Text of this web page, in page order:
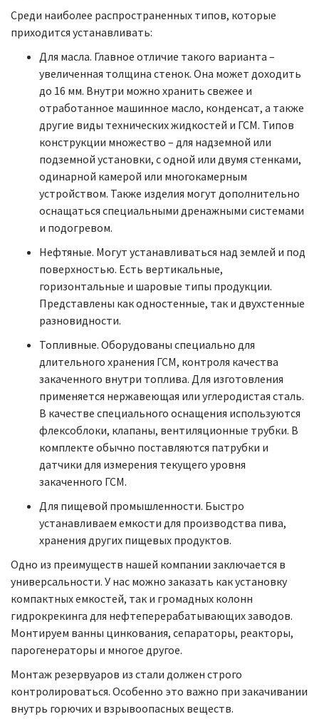
Среди наиболее распространенных типов, которые
приходится устанавливать:
Для масла. Главное отличие такого варианта –
увеличенная толщина стенок. Она может доходить
до 16 мм. Внутри можно хранить свежее и
отработанное машинное масло, конденсат, а также
другие виды технических жидкостей и ГСМ. Типов
конструкции множество – для надземной или
подземной установки, с одной или двумя стенками,
одинарной камерой или многокамерным
устройством. Также изделия могут дополнительно
оснащаться специальными дренажными системами
и подогревом.
Нефтяные. Могут устанавливаться над землей и под
поверхностью. Есть вертикальные,
горизонтальные и шаровые типы продукции.
Представлены как одностенные, так и двухстенные
разновидности.
Топливные. Оборудованы специально для
длительного хранения ГСМ, контроля качества
закаченного внутри топлива. Для изготовления
применяется нержавеющая или углеродистая сталь.
В качестве специального оснащения используются
флексоблоки, клапаны, вентиляционные трубки. В
комплекте обычно поставляются патрубки и
датчики для измерения текущего уровня
закаченного ГСМ.
Для пищевой промышленности. Быстро
устанавливаем емкости для производства пива,
хранения других пищевых продуктов.
Одно из преимуществ нашей компании заключается в
универсальности. У нас можно заказать как установку
компактных емкостей, так и громадных колонн
гидрокрекинга для нефтеперерабатывающих заводов.
Монтируем ванны цинкования, сепараторы, реакторы,
парогенераторы и многое другое.
Монтаж резервуаров из стали должен строго
контролироваться. Особенно это важно при закачивании
внутрь горючих и взрывоопасных веществ.